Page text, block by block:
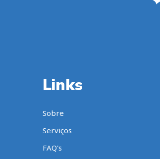
Links
Sobre
Serviços
FAQ's